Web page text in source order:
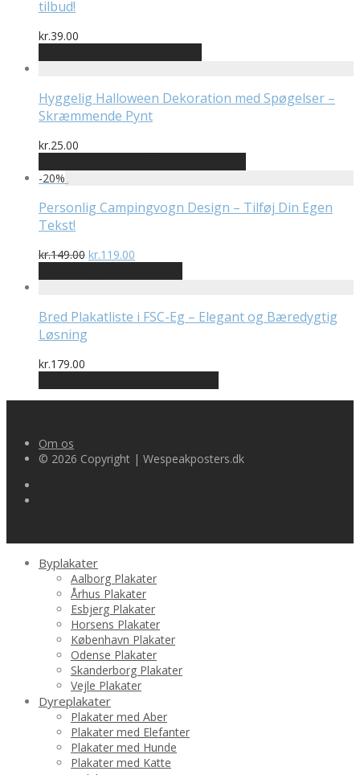
tilbud!
kr.39.00
Hyggelig Halloween Dekoration med Spøgelser –
Skræmmende Pynt
kr.25.00
-20%
Personlig Campingvogn Design – Tilføj Din Egen
Tekst!
kr.149.00 Den
pris
kr.149.00.
kr.119.00
pris
kr.119.00.
Bred Plakatliste i FSC-Eg – Elegant og Bæredygtig
Løsning
kr.179.00
Om os
© 2026 Copyright | Wespeakposters.dk
Byplakater
Aalborg Plakater
Århus Plakater
Esbjerg Plakater
Horsens Plakater
København Plakater
Odense Plakater
Skanderborg Plakater
Vejle Plakater
Dyreplakater
Plakater med Aber
Plakater med Elefanter
Plakater med Hunde
Plakater med Katte